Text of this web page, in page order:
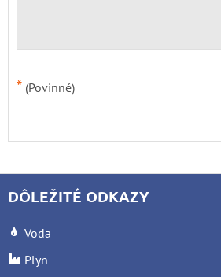
* (Povinné)
DÔLEŽITÉ ODKAZY
Voda
Plyn